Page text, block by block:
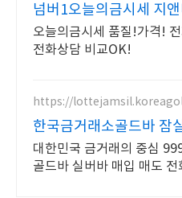
넘버1오늘의금시세 지앤
오늘의금시세 품질!가격!
전화상담 비교OK!
https://
한국금거래소골드바 잠
대한민국 금거래의 중심
골드바 실버바 매입 매도